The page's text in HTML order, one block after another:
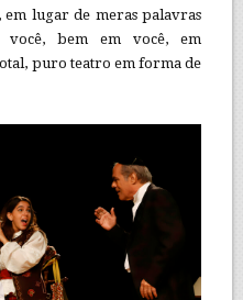
lugar de meras palavras
você, bem em você, em
puro teatro em forma de